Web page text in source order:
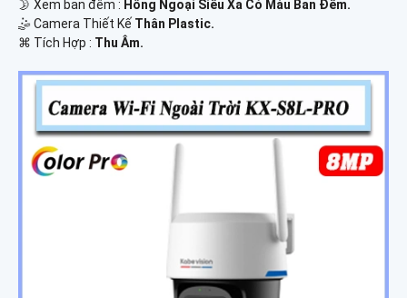
🌛 Xem ban đêm : Hồng Ngoại Siêu Xa Có Màu Ban Ðêm.
🤹 Camera Thiết Kế Thân Plastic.
️⌘ Tích Hợp : Thu Âm.